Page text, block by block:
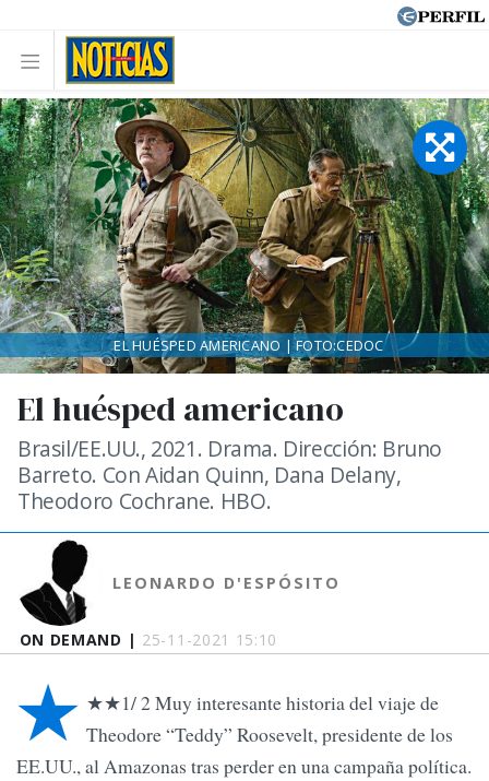
ON DEMAND | 25-11-2021 15:10
El huésped americano
Brasil/EE.UU., 2021. Drama. Dirección: Bruno
Barreto. Con Aidan Quinn, Dana Delany,
Theodoro Cochrane. HBO.
LEONARDO D'ESPÓSITO
EL HUÉSPED AMERICANO | FOTO:CEDOC
★ ★★1/ 2 Muy interesante historia del viaje de
Theodore “Teddy” Roosevelt, presidente de los
EE.UU., al Amazonas tras perder en una campaña política.